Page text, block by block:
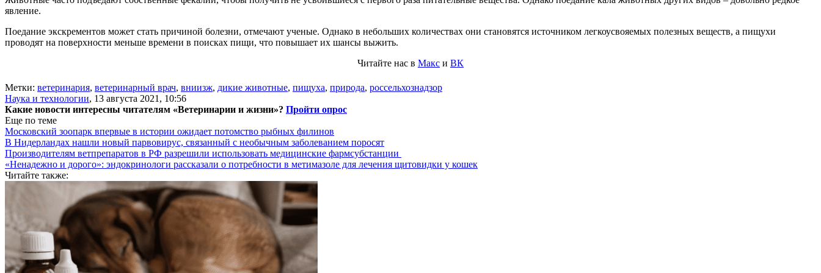
явление.
Поедание экскрементов может стать причиной болезни, отмечают ученые. Однако в небольших количествах они становятся источником легкоусвояемых полезных веществ, а пищухи
проводят на поверхности меньше времени в поисках пищи, что повышает их шансы выжить.
Читайте нас в Макс и ВК
Метки: ветеринария, ветеринарный врач, вниизж, дикие животные, пищуха, природа, россельхознадзор
Наука и технологии, 13 августа 2021, 10:56
Какие новости интересны читателям «Ветеринарии и жизни»? Пройти опрос
Еще по теме
Московский зоопарк впервые в истории ожидает потомство рыбных филинов
В Нидерландах нашли новый парвовирус, связанный с необычным заболеванием поросят
Производителям ветпрепаратов в РФ разрешили использовать медицинские фармсубстанции
«Ненадежно и дорого»: эндокринологи рассказали о потребности в метимазоле для лечения щитовидки у кошек
Читайте также: